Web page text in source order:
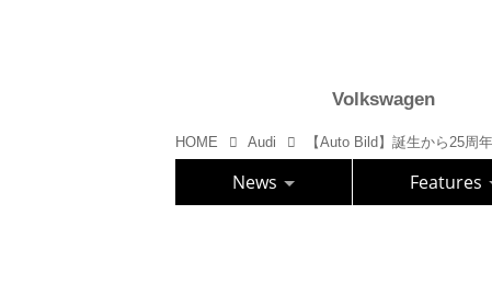
Volkswagen
HOME Audi
News Features